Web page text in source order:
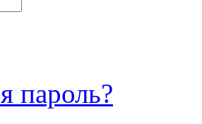
пароль?